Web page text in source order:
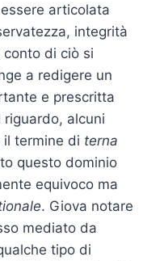
articolata
integrità
di ciò si
a redigere un
e prescritta
alcuni
il termine di terna
questo dominio
equivoco ma
. Giova notare
mediato da
tipo di